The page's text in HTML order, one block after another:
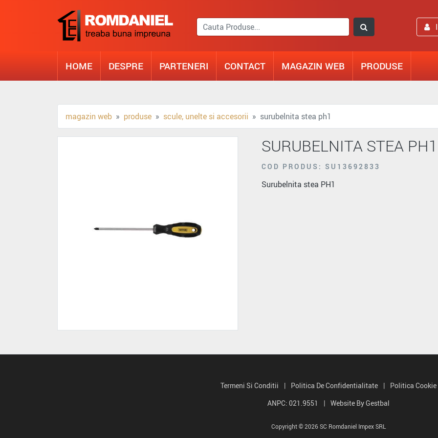
HOME DESPRE PARTENERI CONTACT MAGAZIN WEB PRODUSE
magazin web produse scule, unelte si accesorii surubelnita stea ph1
SURUBELNITA STEA PH1
COD PRODUS: SU13692833
Surubelnita stea PH1
Termeni Si Conditii | Politica De Confidentialitate |
Politica Cookie
ANPC: 021.9551
| Website By Gestbal
Copyright © 2026 SC Romdaniel Impex SRL